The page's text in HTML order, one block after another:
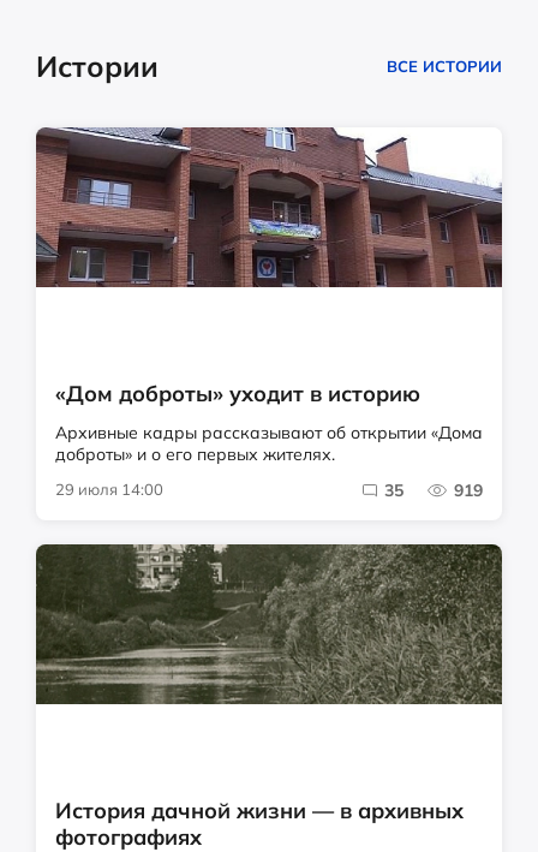
Истории ВСЕ ИСТОРИИ
«Дом доброты» уходит в историю
Архивные кадры рассказывают об открытии «Дома
доброты» и о его первых жителях.
29 июля 14:00 35 919
История дачной жизни — в архивных
фотографиях